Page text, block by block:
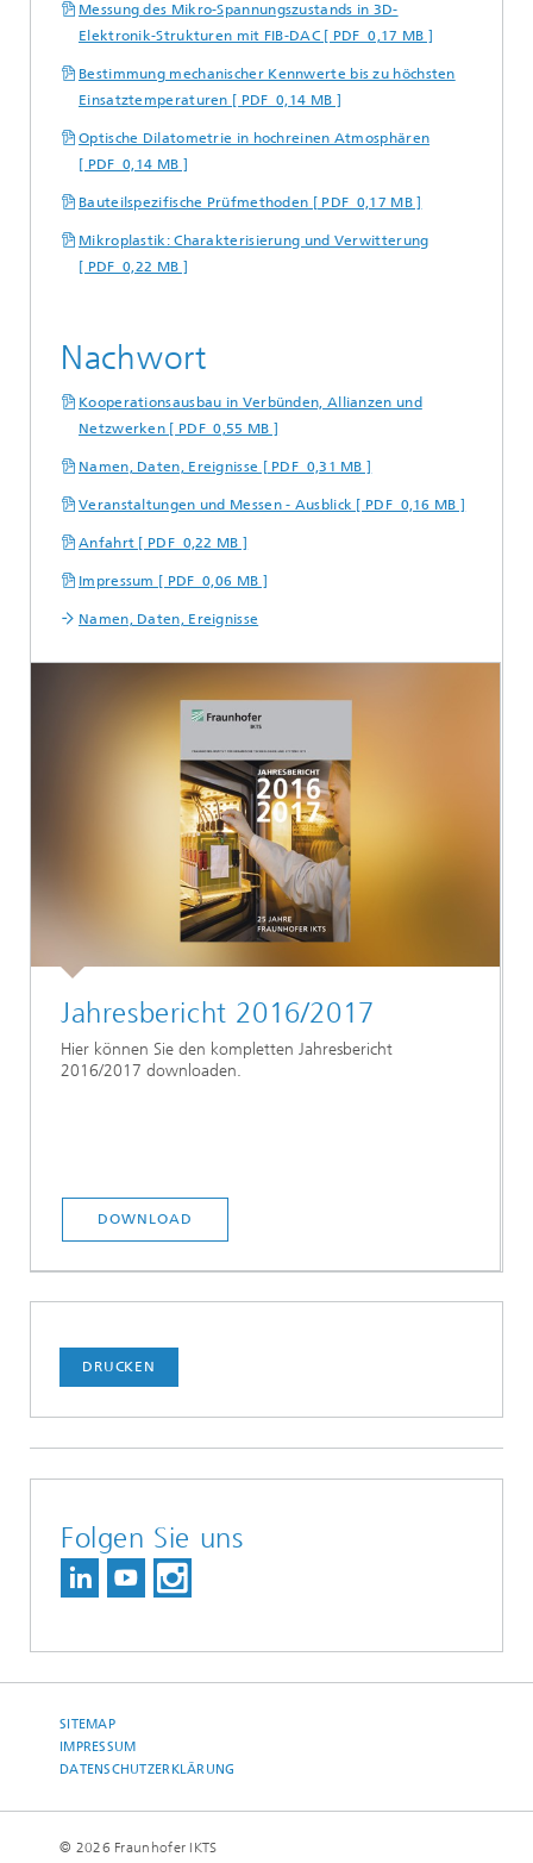
Messung des Mikro-Spannungszustands in 3D-
Elektronik-Strukturen mit FIB-DAC [ PDF 0,17 MB ]
Bestimmung mechanischer Kennwerte bis zu höchsten
Einsatztemperaturen [ PDF 0,14 MB ]
Optische Dilatometrie in hochreinen Atmosphären
[ PDF 0,14 MB ]
Bauteilspezifische Prüfmethoden [ PDF 0,17 MB ]
Mikroplastik: Charakterisierung und Verwitterung
[ PDF 0,22 MB ]
Nachwort
Kooperationsausbau in Verbünden, Allianzen und
Netzwerken [ PDF 0,55 MB ]
Namen, Daten, Ereignisse [ PDF 0,31 MB ]
Veranstaltungen und Messen - Ausblick [ PDF 0,16 MB ]
Anfahrt [ PDF 0,22 MB ]
Impressum [ PDF 0,06 MB ]
Namen, Daten, Ereignisse
Jahresbericht 2016/2017
Hier können Sie den kompletten Jahresbericht
2016/2017 downloaden.
DOWNLOAD
DRUCKEN
Folgen Sie uns
SITEMAP
IMPRESSUM
DATENSCHUTZERKLÄRUNG
© 2026 Fraunhofer IKTS